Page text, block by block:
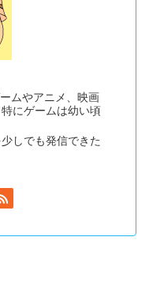
ムやアニメ、映画
にゲームは幼い頃
しでも発信できた